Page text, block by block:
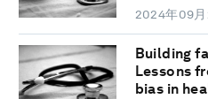
2024年09
Building
Lessons
bias in